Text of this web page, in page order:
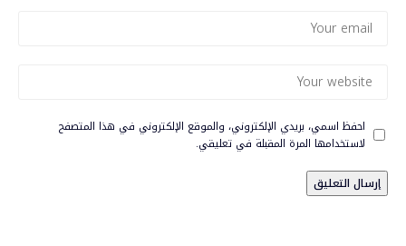
احفظ اسمي، بريدي الإلكتروني، والموقع الإلكتروني في هذا المتصفح
لاستخدامها المرة المقبلة في تعليقي.